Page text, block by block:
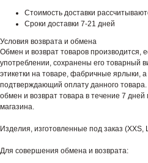
Стоимость доставки
Сроки доставки 7-21 дней
Условия возврата и обмена
Обмен и возврат товаров производится,
употреблении, сохранены его товарный
этикетки на товаре, фабричные ярлыки,
подтверждающий оплату данного
обмен и возврат товара в течение 7
магазина.
Изделия, изготовленные под заказ
Для совершения обмена и возврата: